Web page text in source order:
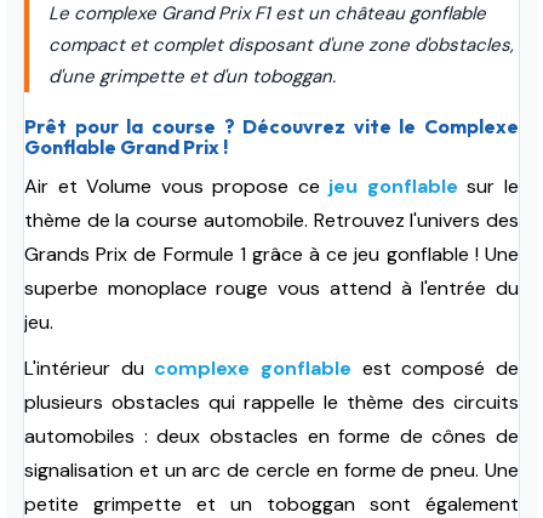
Le complexe Grand Prix F1 est un château gonflable
compact et complet disposant d'une zone d'obstacles,
d'une grimpette et d'un toboggan.
Prêt pour la course ? Découvrez vite le Complexe
Gonflable Grand Prix !
Air et Volume vous propose ce jeu gonflable sur le
thème de la course automobile. Retrouvez l'univers des
Grands Prix de Formule 1 grâce à ce jeu gonflable ! Une
superbe monoplace rouge vous attend à l'entrée du
jeu.
L'intérieur du complexe gonflable est composé de
plusieurs obstacles qui rappelle le thème des circuits
automobiles : deux obstacles en forme de cônes de
signalisation et un arc de cercle en forme de pneu. Une
petite grimpette et un toboggan sont également